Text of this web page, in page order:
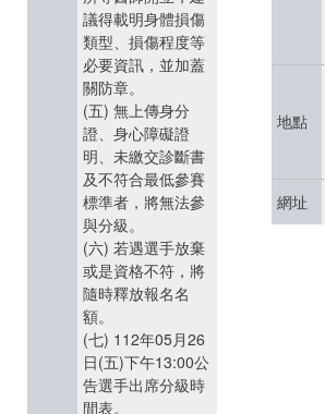
議得載明身體損傷
類型、損傷程度等
必要資訊，並加蓋
關防章。
(五) 無上傳身分
證、身心障礙證
明、未繳交診斷書
及不符合最低參賽
標準者，將無法參
與分級。
(六) 若遇選手放棄
或是資格不符，將
隨時釋放報名名
額。
(七) 112年05月26
日(五)下午13:00公
告選手出席分級時
間表。
地點
網址